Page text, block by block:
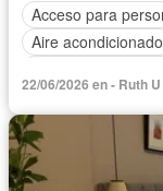
Acceso para
Aire acondicionado
Cocina integral
Electricidad
Internet
Jardín
Vista panorámica
22/06/2026 en - Ruth U